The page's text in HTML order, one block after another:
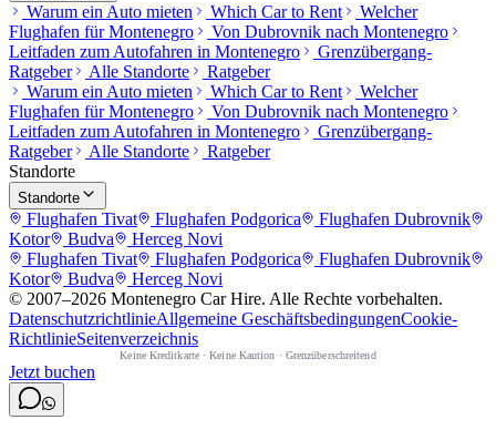
Warum ein Auto mieten Which Car to Rent
Welcher
Flughafen für Montenegro
Von Dubrovnik nach Montenegro
Leitfaden zum Autofahren in Montenegro
Grenzübergang-
Ratgeber
Alle Standorte
Ratgeber
Warum ein Auto mieten
Which Car to Rent
Welcher
Flughafen für Montenegro
Von Dubrovnik nach Montenegro
Leitfaden zum Autofahren in Montenegro
Grenzübergang-
Ratgeber
Alle Standorte
Ratgeber
Standorte
Standorte
Flughafen Tivat Flughafen Podgorica
Flughafen Dubrovnik
Kotor
Budva
Herceg Novi
Flughafen Tivat
Flughafen Podgorica
Flughafen Dubrovnik
Kotor
Budva
Herceg Novi
© 2007–2026 Montenegro Car Hire. Alle Rechte vorbehalten.
DatenschutzrichtlinieAllgemeine GeschäftsbedingungenCookie-
RichtlinieSeitenverzeichnis
Keine Kreditkarte·Keine Kaution · Grenzüberschreitend
Jetzt buchen